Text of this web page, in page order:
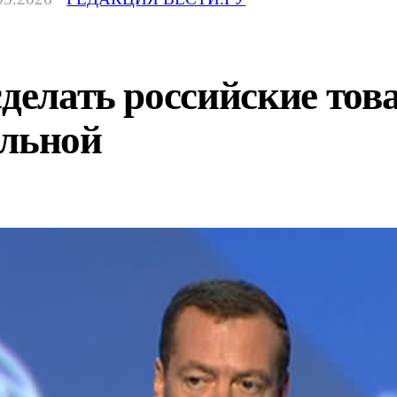
российские